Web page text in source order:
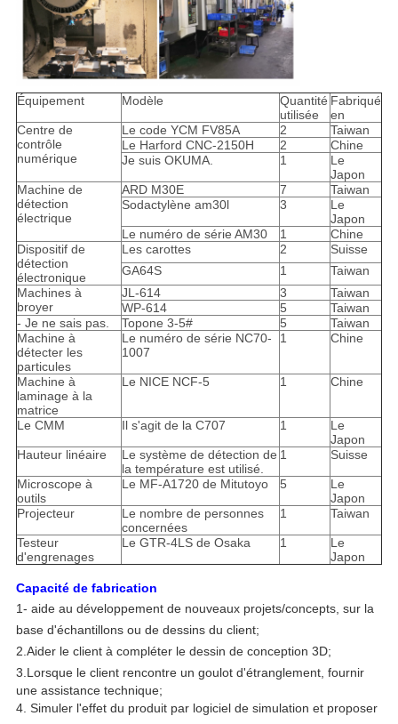
Équipement Modèle
Quantité
utilisée
Fabriqué
en
Centre de
contrôle
numérique
Le code YCM FV85A 2
Taiwan
Le Harford CNC-2150H
2
Chine
Je suis OKUMA.
1
Le
Japon
Machine de
détection
électrique
ARD M30E 7
Taiwan
Sodactylène am30l
3
Le
Japon
Le numéro de série AM30
1
Chine
Dispositif de
détection
électronique
Les carottes 2
Suisse
GA64S
1
Taiwan
Machines à
broyer
JL-614 3
Taiwan
WP-614
5
Taiwan
- Je ne sais pas.
Topone 3-5# 5
Taiwan
Machine à
détecter les
particules
Le numéro de série NC70-
1007
1 Chine
Machine à
laminage à la
matrice
Le NICE NCF-5 1 Chine
Le CMM Il s'agit de la C707 1
Le
Japon
Hauteur linéaire
Le système de détection de
la température est utilisé.
1 Suisse
Microscope à
outils
Le MF-A1720 de Mitutoyo 5
Le
Japon
Projecteur
Le nombre de personnes
concernées
1 Taiwan
Testeur
d'engrenages
Le GTR-4LS de Osaka 1
Le
Japon
Capacité de fabrication
1- aide au développement de nouveaux projets/concepts, sur la
base d'échantillons ou de dessins du client;
2. Aider le client à compléter le dessin de conception 3D;
3. Lorsque le client rencontre un goulot d'étranglement, fournir
une assistance technique;
4. Simuler l'effet du produit par logiciel de simulation et proposer